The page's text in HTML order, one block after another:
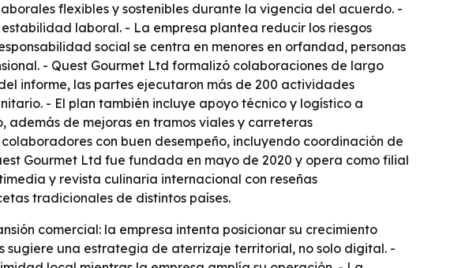
flexibles y sostenibles durante la vigencia del acuerdo. -
laboral. - La empresa plantea reducir los riesgos
social se centra en menores en orfandad, personas
- Quest Gourmet Ltd formalizó colaboraciones de largo
informe, las partes ejecutaron más de 200 actividades
- El plan también incluye apoyo técnico y logístico a
además de mejoras en tramos viales y carreteras
con buen desempeño, incluyendo coordinación de
Gourmet Ltd fue fundada en mayo de 2020 y opera como filial
y revista culinaria internacional con reseñas
tradicionales de distintos países.
comercial: la empresa intenta posicionar su crecimiento
sugiere una estrategia de aterrizaje territorial, no solo digital. -